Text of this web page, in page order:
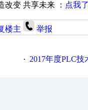
变 共享未来 ： 点我
楼主 举报
· 2017年度PLC